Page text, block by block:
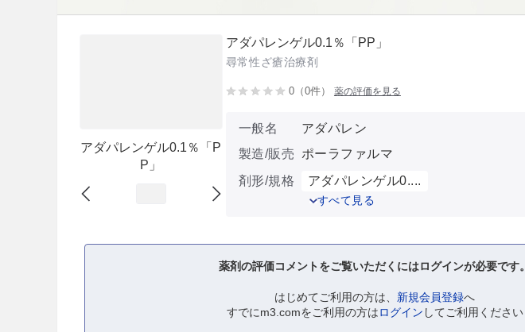
アダパレンゲル0.1％「P
P」
アダパレンゲル0.1％「PP」
尋常性ざ瘡治療剤
0（0件） 薬の評価を見る
一般名
アダパレン
製造/販売
ポーラファルマ
剤形/規格
アダパレンゲル0....
すべて見る
薬剤の評価コメントをご覧いただくにはログインが必要です。
はじめてご利用の方は、 新規会員登録へ
すでにm3.comをご利用の方はログイン してご利用ください